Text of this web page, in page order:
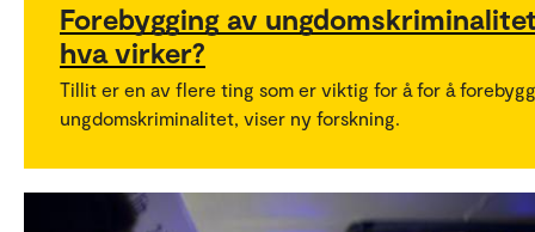
Forebygging av
hva virker?
Tillit er en av flere ting som er viktig for å for å
ungdomskriminalitet, viser ny forskning.